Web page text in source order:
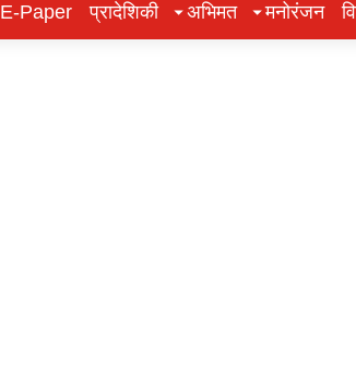
E-Paper प्रादेशिकी अभिमत मनोरंजन